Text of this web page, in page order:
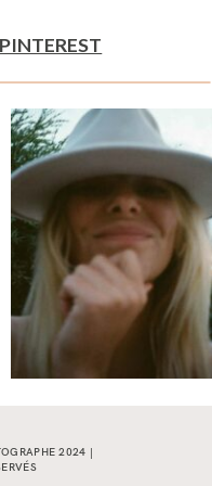
PINTEREST
2024 |